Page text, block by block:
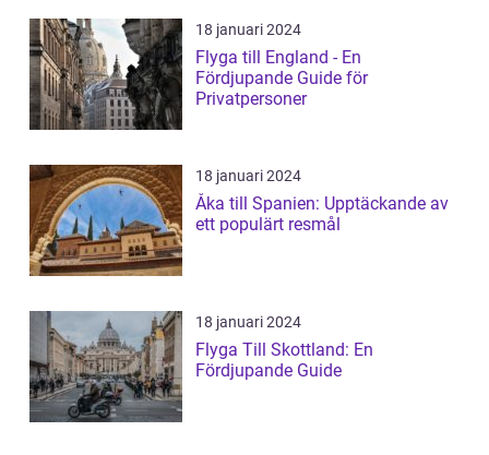
18 januari 2024
Flyga till England - En
Fördjupande Guide för
Privatpersoner
18 januari 2024
Åka till Spanien: Upptäckande av
ett populärt resmål
18 januari 2024
Flyga Till Skottland: En
Fördjupande Guide